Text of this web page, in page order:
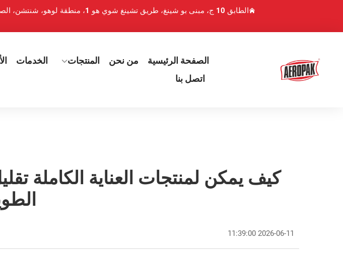
الطابق 10 ج، مبنى بو شينغ، طريق تشينغ شوي هو 1، منطقة لوهو، شنتشن، الصين
الصفحة الرئيسية من نحن المنتجات الخدمات
اتصل بنا
كيف يمكن لمنتجات العناية الكاملة
2026-06-11 11:39:00